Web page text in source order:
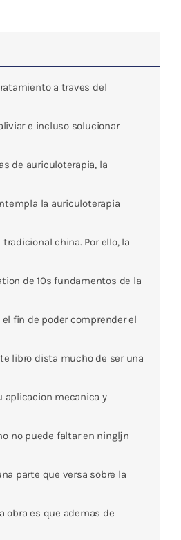
a traves del
e incluso solucionar
de auriculoterapia, la
la auriculoterapia
china. Por ello, la
de 10s fundamentos de la
fin de poder comprender el
libro dista mucho de ser una
aplicacion mecanica y
no puede faltar en ningljn
parte que versa sobre la
obra es que ademas de